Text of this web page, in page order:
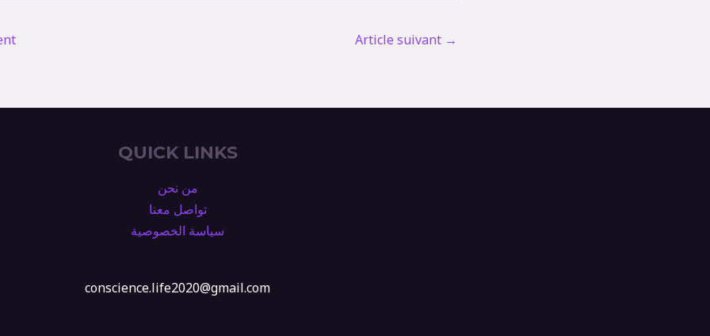
Article suivant →
QUICK LINKS
من نحن
تواصل معنا
سياسة الخصوصية
conscience.life2020@gmail.com